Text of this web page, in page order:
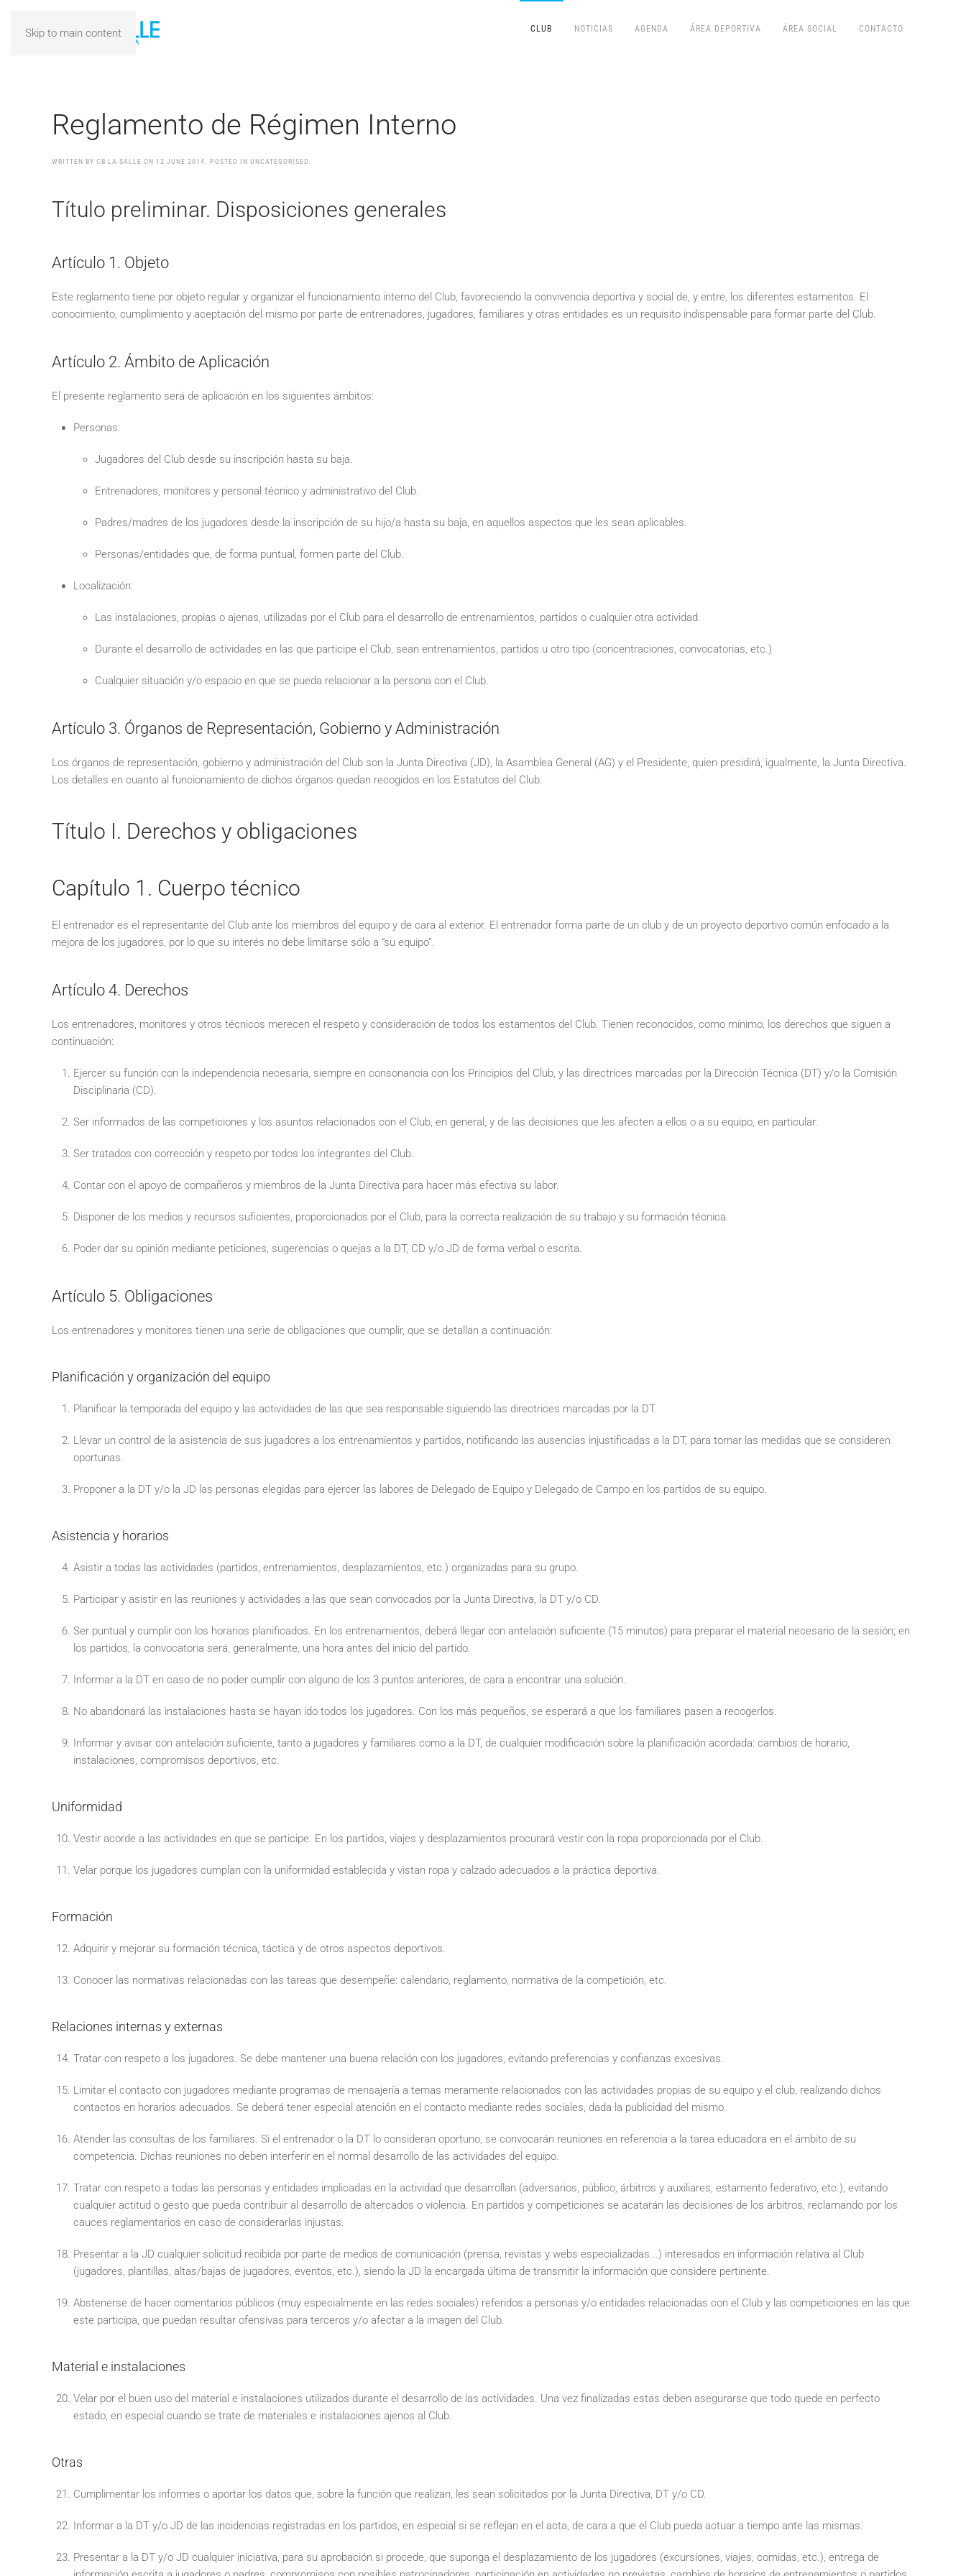
Skip to main content CLUB NOTICIAS AGENDA ÁREA DEPORTIVA ÁREA SOCIAL CONTACTO
Reglamento de Régimen Interno
WRITTEN BY CB LA SALLE ON 12 JUNE 2014 . POSTED IN UNCATEGORISED.
Título preliminar. Disposiciones generales
Artículo 1. Objeto
Este reglamento tiene por objeto regular y organizar el funcionamiento interno del Club, favoreciendo la convivencia deportiva y social de, y entre, los diferentes estamentos. El
conocimiento, cumplimiento y aceptación del mismo por parte de entrenadores, jugadores, familiares y otras entidades es un requisito indispensable para formar parte del Club.
Artículo 2. Ámbito de Aplicación
El presente reglamento será de aplicación en los siguientes ámbitos:
Personas:
Jugadores del Club desde su inscripción hasta su baja.
Entrenadores, monitores y personal técnico y administrativo del Club.
Padres/madres de los jugadores desde la inscripción de su hijo/a hasta su baja, en aquellos aspectos que les sean aplicables.
Personas/entidades que, de forma puntual, formen parte del Club.
Localización:
Las instalaciones, propias o ajenas, utilizadas por el Club para el desarrollo de entrenamientos, partidos o cualquier otra actividad.
Durante el desarrollo de actividades en las que participe el Club, sean entrenamientos, partidos u otro tipo (concentraciones, convocatorias, etc.)
Cualquier situación y/o espacio en que se pueda relacionar a la persona con el Club.
Artículo 3. Órganos de Representación, Gobierno y Administración
Los órganos de representación, gobierno y administración del Club son la Junta Directiva (JD), la Asamblea General (AG) y el Presidente, quien presidirá, igualmente, la Junta Directiva.
Los detalles en cuanto al funcionamiento de dichos órganos quedan recogidos en los Estatutos del Club.
Título I. Derechos y obligaciones
Capítulo 1. Cuerpo técnico
El entrenador es el representante del Club ante los miembros del equipo y de cara al exterior. El entrenador forma parte de un club y de un proyecto deportivo común enfocado a la
mejora de los jugadores, por lo que su interés no debe limitarse sólo a “su equipo”.
Artículo 4. Derechos
Los entrenadores, monitores y otros técnicos merecen el respeto y consideración de todos los estamentos del Club. Tienen reconocidos, como mínimo, los derechos que siguen a
continuación:
Ejercer su función con la independencia necesaria, siempre en consonancia con los Principios del Club, y las directrices marcadas por la Dirección Técnica (DT) y/o la Comisión
Disciplinaria (CD).
Ser informados de las competiciones y los asuntos relacionados con el Club, en general, y de las decisiones que les afecten a ellos o a su equipo, en particular.
Ser tratados con corrección y respeto por todos los integrantes del Club.
Contar con el apoyo de compañeros y miembros de la Junta Directiva para hacer más efectiva su labor.
Disponer de los medios y recursos suficientes, proporcionados por el Club, para la correcta realización de su trabajo y su formación técnica.
Poder dar su opinión mediante peticiones, sugerencias o quejas a la DT, CD y/o JD de forma verbal o escrita.
Artículo 5. Obligaciones
Los entrenadores y monitores tienen una serie de obligaciones que cumplir, que se detallan a continuación:
Planificación y organización del equipo
Planificar la temporada del equipo y las actividades de las que sea responsable siguiendo las directrices marcadas por la DT.
Llevar un control de la asistencia de sus jugadores a los entrenamientos y partidos, notificando las ausencias injustificadas a la DT, para tomar las medidas que se consideren
oportunas.
Proponer a la DT y/o la JD las personas elegidas para ejercer las labores de Delegado de Equipo y Delegado de Campo en los partidos de su equipo.
Asistencia y horarios
Asistir a todas las actividades (partidos, entrenamientos, desplazamientos, etc.) organizadas para su grupo.
Participar y asistir en las reuniones y actividades a las que sean convocados por la Junta Directiva, la DT y/o CD.
Ser puntual y cumplir con los horarios planificados. En los entrenamientos, deberá llegar con antelación suficiente (15 minutos) para preparar el material necesario de la sesión; en
los partidos, la convocatoria será, generalmente, una hora antes del inicio del partido.
Informar a la DT en caso de no poder cumplir con alguno de los 3 puntos anteriores, de cara a encontrar una solución.
No abandonará las instalaciones hasta se hayan ido todos los jugadores. Con los más pequeños, se esperará a que los familiares pasen a recogerlos.
Informar y avisar con antelación suficiente, tanto a jugadores y familiares como a la DT, de cualquier modificación sobre la planificación acordada: cambios de horario,
instalaciones, compromisos deportivos, etc.
Uniformidad
Vestir acorde a las actividades en que se participe. En los partidos, viajes y desplazamientos procurará vestir con la ropa proporcionada por el Club.
Velar porque los jugadores cumplan con la uniformidad establecida y vistan ropa y calzado adecuados a la práctica deportiva.
Formación
Adquirir y mejorar su formación técnica, táctica y de otros aspectos deportivos.
Conocer las normativas relacionadas con las tareas que desempeñe: calendario, reglamento, normativa de la competición, etc.
Relaciones internas y externas
Tratar con respeto a los jugadores. Se debe mantener una buena relación con los jugadores, evitando preferencias y confianzas excesivas.
Limitar el contacto con jugadores mediante programas de mensajería a temas meramente relacionados con las actividades propias de su equipo y el club, realizando dichos
contactos en horarios adecuados. Se deberá tener especial atención en el contacto mediante redes sociales, dada la publicidad del mismo.
Atender las consultas de los familiares. Si el entrenador o la DT lo consideran oportuno, se convocarán reuniones en referencia a la tarea educadora en el ámbito de su
competencia. Dichas reuniones no deben interferir en el normal desarrollo de las actividades del equipo.
Tratar con respeto a todas las personas y entidades implicadas en la actividad que desarrollan (adversarios, público, árbitros y auxiliares, estamento federativo, etc.), evitando
cualquier actitud o gesto que pueda contribuir al desarrollo de altercados o violencia. En partidos y competiciones se acatarán las decisiones de los árbitros, reclamando por los
cauces reglamentarios en caso de considerarlas injustas.
Presentar a la JD cualquier solicitud recibida por parte de medios de comunicación (prensa, revistas y webs especializadas...) interesados en información relativa al Club
(jugadores, plantillas, altas/bajas de jugadores, eventos, etc.), siendo la JD la encargada última de transmitir la información que considere pertinente.
Abstenerse de hacer comentarios públicos (muy especialmente en las redes sociales) referidos a personas y/o entidades relacionadas con el Club y las competiciones en las que
este participa, que puedan resultar ofensivas para terceros y/o afectar a la imagen del Club.
Material e instalaciones
Velar por el buen uso del material e instalaciones utilizados durante el desarrollo de las actividades. Una vez finalizadas estas deben asegurarse que todo quede en perfecto
estado, en especial cuando se trate de materiales e instalaciones ajenos al Club.
Otras
Cumplimentar los informes o aportar los datos que, sobre la función que realizan, les sean solicitados por la Junta Directiva, DT y/o CD.
Informar a la DT y/o JD de las incidencias registradas en los partidos, en especial si se reflejan en el acta, de cara a que el Club pueda actuar a tiempo ante las mismas.
Presentar a la DT y/o JD cualquier iniciativa, para su aprobación si procede, que suponga el desplazamiento de los jugadores (excursiones, viajes, comidas, etc.), entrega de